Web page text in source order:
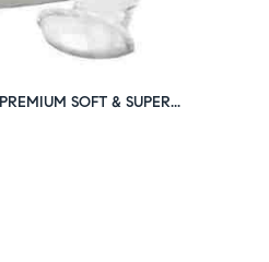
SOFT & SUPER...